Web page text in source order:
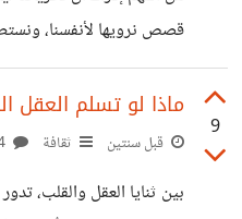
صعبة لكن يمكنني فهمها مع
قصص نرويها لأنفسنا،
سواء كانت إيجابية أو
بإنجازاتنا وقدراتنا، وتعزز
عصيبة أو في ذكرى فشل
9
ماذا لو تسلم العقل
قبل سنتين ثقافة
بين ثنايا العقل والقلب،